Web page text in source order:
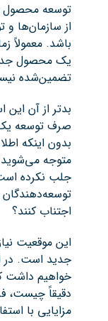
توسعه محصول
از سازمان‌ها
باشد. معمولاً
یک محصول
تضمین‌شده
بدتر از آن
صرف توسعه یک
بدون اینکه
متوجه
جلب نکرده
اجتناب کنند؟
این موقعیت
جدید است. در
خواهیم داشت
دقیقاً چیست،
مزایایی با